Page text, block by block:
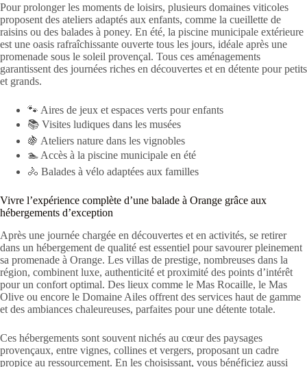
Pour prolonger les moments de loisirs, plusieurs domaines viticoles
proposent des ateliers adaptés aux enfants, comme la cueillette de
raisins ou des balades à poney. En été, la piscine municipale extérieure
est une oasis rafraîchissante ouverte tous les jours, idéale après une
promenade sous le soleil provençal. Tous ces aménagements
garantissent des journées riches en découvertes et en détente pour petits
et grands.
🐾 Aires de jeux et espaces verts pour enfants
📚 Visites ludiques dans les musées
🍇 Ateliers nature dans les vignobles
🏊 Accès à la piscine municipale en été
🚴 Balades à vélo adaptées aux familles
Vivre l’expérience complète d’une balade à Orange grâce aux
hébergements d’exception
Après une journée chargée en découvertes et en activités, se retirer
dans un hébergement de qualité est essentiel pour savourer pleinement
sa promenade à Orange. Les villas de prestige, nombreuses dans la
région, combinent luxe, authenticité et proximité des points d’intérêt
pour un confort optimal. Des lieux comme le Mas Rocaille, le Mas
Olive ou encore le Domaine Ailes offrent des services haut de gamme
et des ambiances chaleureuses, parfaites pour une détente totale.
Ces hébergements sont souvent nichés au cœur des paysages
provençaux, entre vignes, collines et vergers, proposant un cadre
propice au ressourcement. En les choisissant, vous bénéficiez aussi